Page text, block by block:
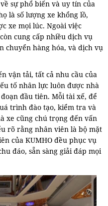
sự phổ biến và uy tín của
là số lượng xe khổng lồ,
xe mọi lúc. Ngoài việc
cung cấp nhiều dịch vụ
chuyển hàng hóa, và dịch vụ
vận tải, tất cả nhu cầu của
tố nhân lực luôn được nhà
đầu tiên. Mỗi tài xế, để
trình đào tạo, kiểm tra và
xe cũng chú trọng đến vấn
rõ rằng nhân viên là bộ mặt
của KUMHO đều phục vụ
đáo, sẵn sàng giải đáp mọi